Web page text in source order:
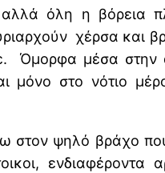
όλη η βόρεια
χέρσα
Όμορφα μέσα
μόνο στο νότιο
ψηλό βράχο
ενδιαφέροντα